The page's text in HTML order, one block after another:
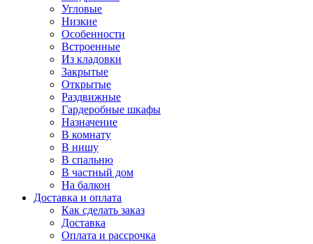
Угловые
Низкие
Особенности
Встроенные
Из кладовки
Закрытые
Открытые
Раздвижные
Гардеробные шкафы
Назначение
В комнату
В нишу
В спальню
В частный дом
На балкон
Доставка и оплата
Как сделать заказ
Доставка
Оплата и рассрочка